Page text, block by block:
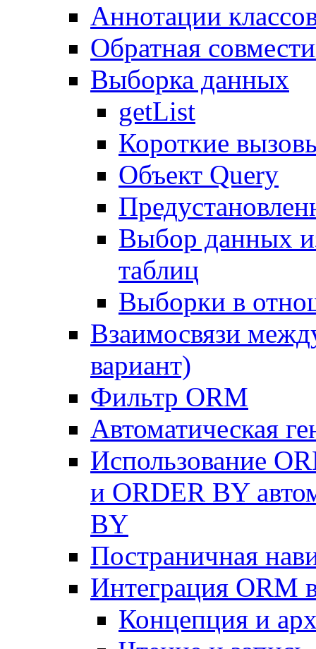
Аннотации
Обратная
Выборка данных
getList
Короткие
Объект Query
Выбор данных
таблиц
Выборки в
Взаимосвязи
вариант)
Фильтр ORM
Автоматическая
Использование
и ORDER BY
BY
Постраничная
Интеграция ORM
Концепция и